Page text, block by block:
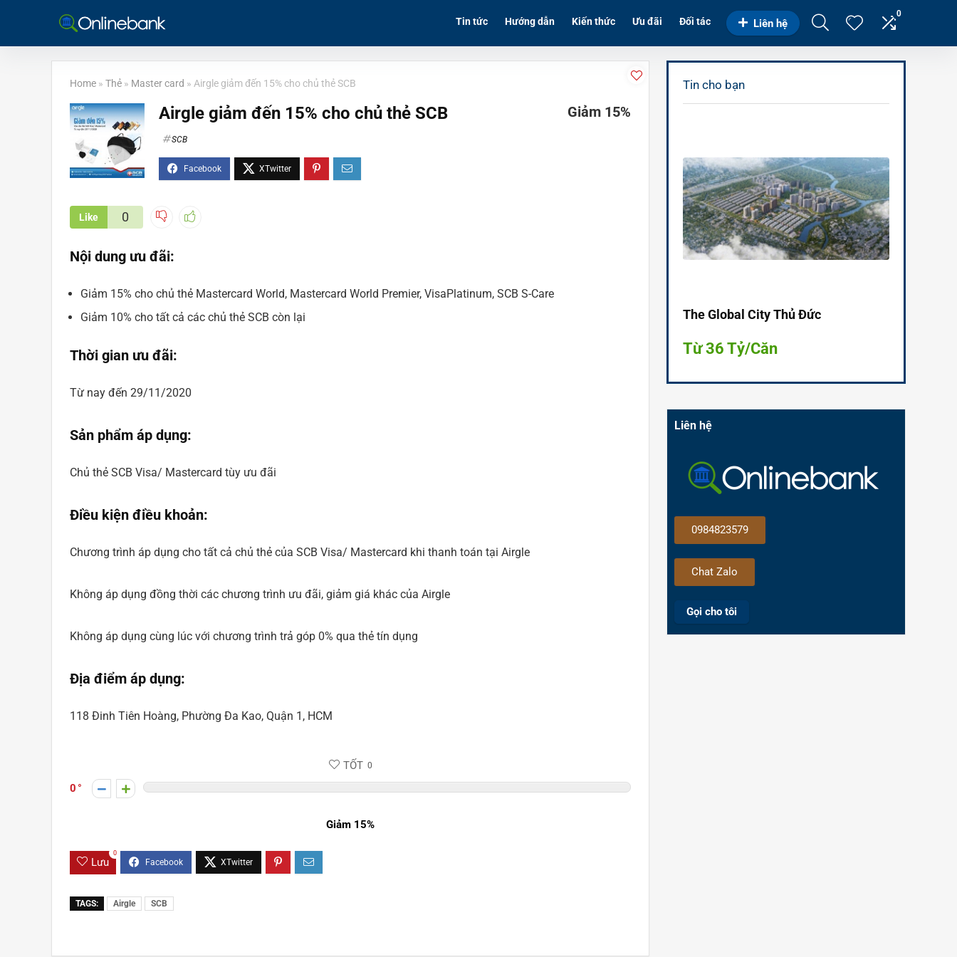
Tin tức Hướng dẫn Kiến thức Ưu đãi Đối tác Liên hệ
0
Home » Thẻ » Master card » Airgle giảm đến 15% cho chủ thẻ SCB
Airgle giảm đến 15% cho chủ thẻ SCB
SCB
Giảm 15%
Like 0
Nội dung ưu đãi:
Giảm 15% cho chủ thẻ Mastercard World, Mastercard World Premier, VisaPlatinum, SCB S-Care
Giảm 10% cho tất cả các chủ thẻ SCB còn lại
Thời gian ưu đãi:
Từ nay đến 29/11/2020
Sản phẩm áp dụng:
Chủ thẻ SCB Visa/ Mastercard tùy ưu đãi
Điều kiện điều khoản:
Chương trình áp dụng cho tất cả chủ thẻ của SCB Visa/ Mastercard khi thanh toán tại Airgle
Không áp dụng đồng thời các chương trình ưu đãi, giảm giá khác của Airgle
Không áp dụng cùng lúc với chương trình trả góp 0% qua thẻ tín dụng
Địa điểm áp dụng:
118 Đinh Tiên Hoàng, Phường Đa Kao, Quận 1, HCM
TỐT 0
0
Giảm 15%
Lưu
0
TAGS: Airgle SCB
Tin cho bạn
The Global City Thủ Đức
Từ 36 Tỷ/Căn
Liên hệ
0984823579
Chat Zalo
Gọi cho tôi